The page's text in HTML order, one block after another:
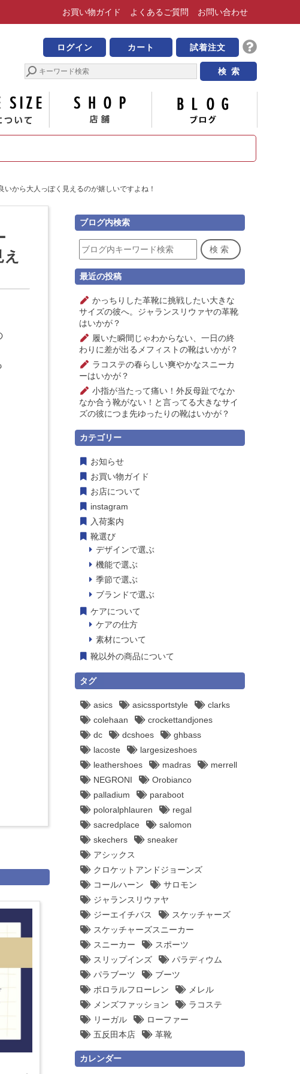
お買い物ガイド よくある ご質問 お問い合わせ
な靴の専門店 ビッグ・ビー
ログイン カート 試着注文
サイズについて
から大人っぽく見えるのが嬉しいですよね！
ブログ内検索
検索
最近の投稿
かっちりした革靴に挑戦したい大きな
サイズの彼へ。ジャランスリウァヤの革靴
はいかが？
履いた瞬間じゃわからない、一日の終
わりに差が出るメフィストの靴はいかが？
ラコステの春らしい爽やかなスニーカ
ーはいかが？
小指が当たって痛い！外反母趾でなか
なか合う靴がない！と言ってる大きなサイ
ズの彼につま先ゆったりの靴はいかが？
カテゴリー
お知らせ
お買い物ガイド
お店について
instagram
入荷案内
靴選び
デザインで選ぶ
機能で選ぶ
季節で選ぶ
ブランドで選ぶ
ケアについて
ケアの仕方
素材について
靴以外の商品について
タグ
asics asicssportstyle
clarks
colehaan
crockettandjones
dc
dcshoes
ghbass
lacoste
largesizeshoes
leathershoes
madras
merrell
NEGRONI
Orobianco
palladium
paraboot
poloralphlauren
regal
sacredplace
salomon
skechers
sneaker
アシックス
クロケットアンドジョーンズ
コールハーン
サロモン
ジャランスリウァヤ
ジーエイチバス
スケッチャーズ
スケッチャーズスニーカー
スニーカー
スポーツ
スリップインズ
パラディウム
パラブーツ
ブーツ
ポロラルフローレン
メレル
メンズファッション
ラコステ
リーガル
ローファー
五反田本店
革靴
カレンダー